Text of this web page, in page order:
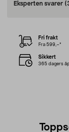
Eksperten svarer
Fri frakt
Fra 599,–*
Sikkert
365 dagers